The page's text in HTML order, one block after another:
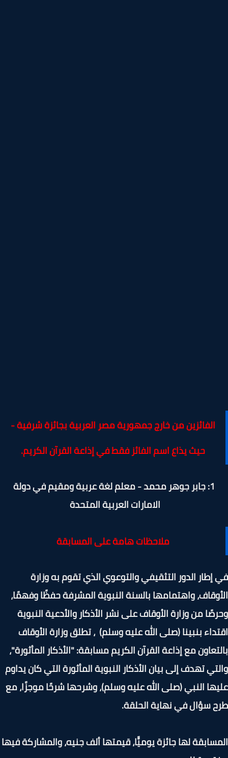
الفائزين من خارج جمهورية مصر العربية بجائزة شرفية -
حيث يذاع اسم الفائز فقط في إذاعة القرآن الكريم.
1: جابر جوهر محمد - معلم لغة عربية ومقيم في دولة
الامارات العربية المتحدة
ملاحظات هامة على المسابقة
الدور التثقيفي والتوعوي الذي تقوم به وزارة
واهتمامها بالسنة النبوية المشرفة حفظًا وفهمًا،
من وزارة الأوقاف على نشر الأذكار والأدعية النبوية
بنبينا (صلى الله عليه وسلم) ، تطلق وزارة الأوقاف
مع إذاعة القرآن الكريم مسابقة: "الأذكار المأثورة"،
تهدف إلى بيان الأذكار النبوية المأثورة التي كان يداوم
النبي (صلى الله عليه وسلم)، وشرحها شرحًا موجزًا، مع
سؤال في نهاية الحلقة.
لها جائزة يوميًّا، قيمتها ألف جنيه، والمشاركة فيها